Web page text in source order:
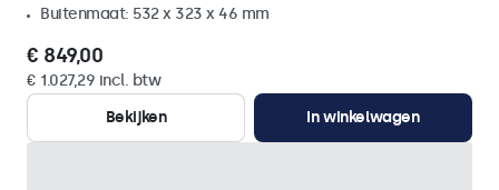
Buitenmaat: 532 x 323 x 46 mm
€ 849,00
€ 1.027,29 incl. btw
Bekijken
In winkelwagen